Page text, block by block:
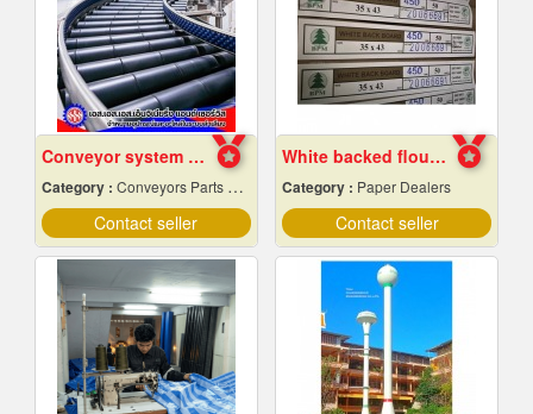
Conveyor system installation
Category : Conveyors Parts & Supplies
Contact seller
White backed flour box paper
Category : Paper Dealers
Contact seller